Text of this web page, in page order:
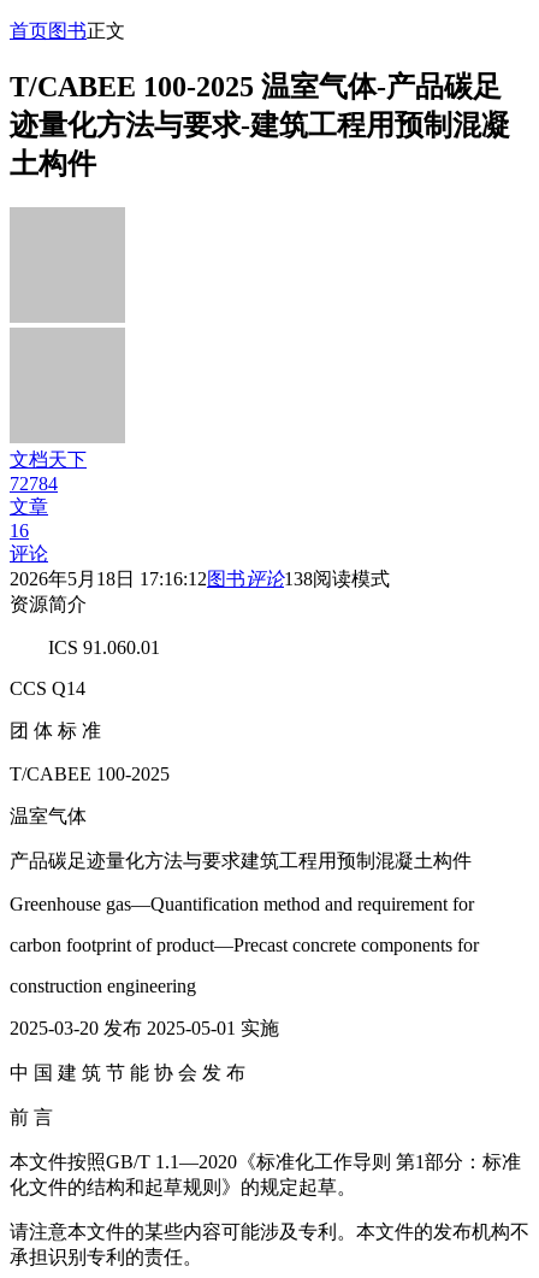
首页图书正文
T/CABEE 100-2025 温室气体-产品碳足
迹量化方法与要求-建筑工程用预制混凝
土构件
文档天下
72784
文章
16
评论
2026年5月18日 17:16:12图书评论138阅读模式
资源简介
ICS 91.060.01
CCS Q14
团 体 标 准
T/CABEE 100-2025
温室气体
产品碳足迹量化方法与要求建筑工程用预制混凝土构件
Greenhouse gas—Quantification method and requirement for
carbon footprint of product—Precast concrete components for
construction engineering
2025-03-20 发布 2025-05-01 实施
中 国 建 筑 节 能 协 会 发 布
前 言
本文件按照GB/T 1.1—2020《标准化工作导则 第1部分：标准
化文件的结构和起草规则》的规定起草。
请注意本文件的某些内容可能涉及专利。本文件的发布机构不
承担识别专利的责任。